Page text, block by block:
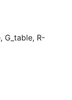
G_table, R-